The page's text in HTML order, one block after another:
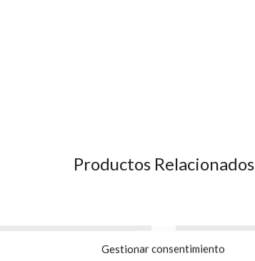
Gestionar consentimiento
Productos Relacionados